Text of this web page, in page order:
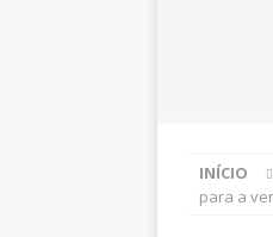
INÍCIO
para a